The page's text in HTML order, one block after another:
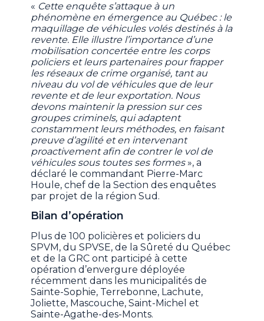
« Cette enquête s’attaque à un
phénomène en émergence au Québec : le
maquillage de véhicules volés destinés à la
revente. Elle illustre l’importance d’une
mobilisation concertée entre les corps
policiers et leurs partenaires pour frapper
les réseaux de crime organisé, tant au
niveau du vol de véhicules que de leur
revente et de leur exportation. Nous
devons maintenir la pression sur ces
groupes criminels, qui adaptent
constamment leurs méthodes, en faisant
preuve d’agilité et en intervenant
proactivement afin de contrer le vol de
véhicules sous toutes ses formes», a
déclaré le commandant Pierre-Marc
Houle, chef de la Section des enquêtes
par projet de la région Sud.
Bilan d’opération
Plus de 100 policières et policiers du
SPVM, du SPVSE, de la Sûreté du Québec
et de la GRC ont participé à cette
opération d’envergure déployée
récemment dans les municipalités de
Sainte-Sophie, Terrebonne, Lachute,
Joliette, Mascouche, Saint-Michel et
Sainte-Agathe-des-Monts.